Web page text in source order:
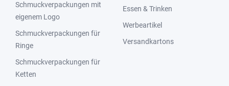
Schmuckverpackungen mit
eigenem Logo
Schmuckverpackungen für
Ringe
Schmuckverpackungen für
Ketten
Essen & Trinken
Werbeartikel
Versandkartons